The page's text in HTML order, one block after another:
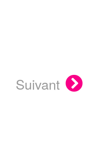
Suivant